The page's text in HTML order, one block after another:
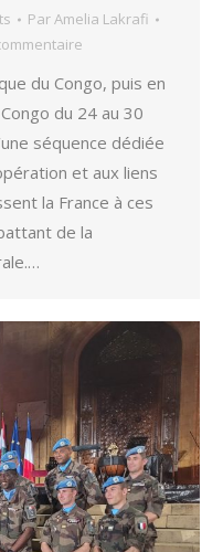
ParAmelia Lakrafi
du Congo, puis en
du 24 au 30
séquence dédiée
et aux liens
la France à ces
de la